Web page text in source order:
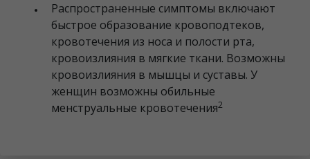
Распространенные симптомы включают
быстрое образование кровоподтеков,
кровотечения из носа и полости рта,
кровоизлияния в мягкие ткани. Возможны
кровоизлияния в мышцы и суставы. У
женщин возможны обильные
менструальные кровотечения2